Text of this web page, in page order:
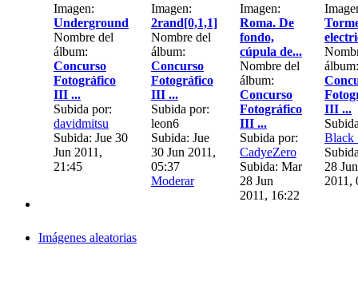
Imagen:
Underground
Nombre del
álbum:
Concurso
Fotográfico
III ...
Subida por:
davidmitsu
Subida: Jue 30
Jun 2011,
21:45
Imagen:
2rand[0,1,1]
Nombre del
álbum:
Concurso
Fotográfico
III ...
Subida por:
leon6
Subida: Jue
30 Jun 2011,
05:37
Moderar
Imagen:
Roma. De
fondo,
cúpula de...
Nombre del
álbum:
Concurso
Fotográfico
III ...
Subida por:
CadyeZero
Subida: Mar
28 Jun
2011, 16:22
álbum:
III ...
28 Jun
2011,
Imágenes aleatorias